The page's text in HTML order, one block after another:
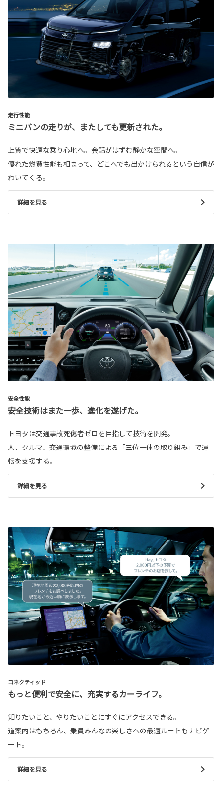
走行性能
ミニバンの走りが、またしても更新された。
上質で快適な乗り心地へ。会話がはずむ静かな空間へ。
優れた燃費性能も相まって、どこへでも出かけられるという自信が
わいてくる。
詳細を見る
安全性能
安全技術はまた一歩、進化を遂げた。
トヨタは交通事故死傷者ゼロを目指して技術を開発。
人、クルマ、交通環境の整備による「三位一体の取り組み」で運
転を支援する。
詳細を見る
コネクティッド
もっと便利で安全に、充実するカーライフ。
知りたいこと、やりたいことにすぐにアクセスできる。
道案内はもちろん、乗員みんなの楽しさへの最適ルートもナビゲ
ート。
詳細を見る